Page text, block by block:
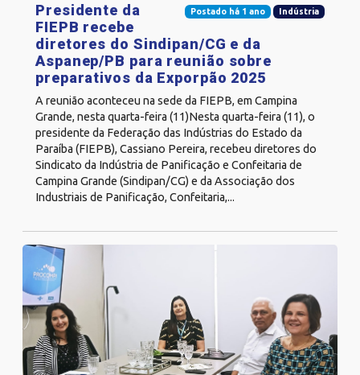
Postado há 1 ano Indústria
Presidente da
FIEPB recebe
diretores do Sindipan/CG e da
Aspanep/PB para reunião sobre
preparativos da Exporpão 2025
A reunião aconteceu na sede da FIEPB, em Campina
Grande, nesta quarta-feira (11)Nesta quarta-feira (11), o
presidente da Federação das Indústrias do Estado da
Paraíba (FIEPB), Cassiano Pereira, recebeu diretores do
Sindicato da Indústria de Panificação e Confeitaria de
Campina Grande (Sindipan/CG) e da Associação dos
Industriais de Panificação, Confeitaria,...